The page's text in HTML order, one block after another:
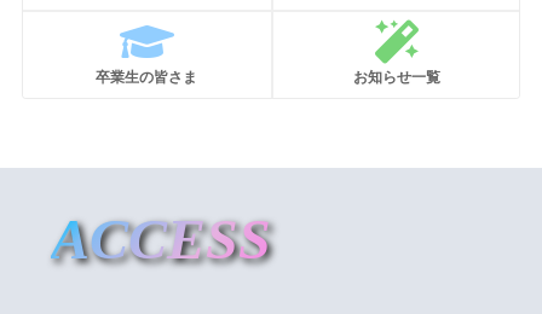
卒業生の皆さま お知らせ一覧
ACCESS